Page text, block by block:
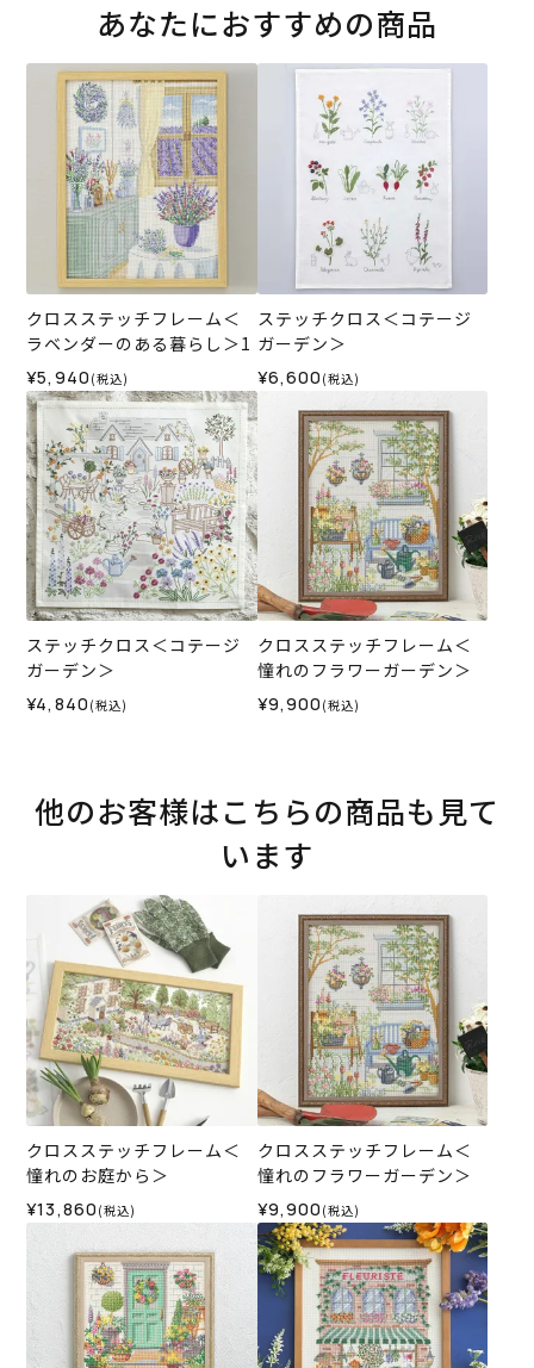
あなたにおすすめの商品
クロスステッチフレーム＜
ラベンダーのある暮らし＞1
¥5,940 (税込)
ステッチクロス＜コテージ
ガーデン＞
¥6,600 (税込)
ステッチクロス＜コテージ
ガーデン＞
¥4,840 (税込)
クロスステッチフレーム＜
憧れのフラワーガーデン＞
¥9,900 (税込)
他のお客様はこちらの商品も見て
います
クロスステッチフレーム＜
憧れのお庭から＞
¥13,860 (税込)
クロスステッチフレーム＜
憧れのフラワーガーデン＞
¥9,900 (税込)